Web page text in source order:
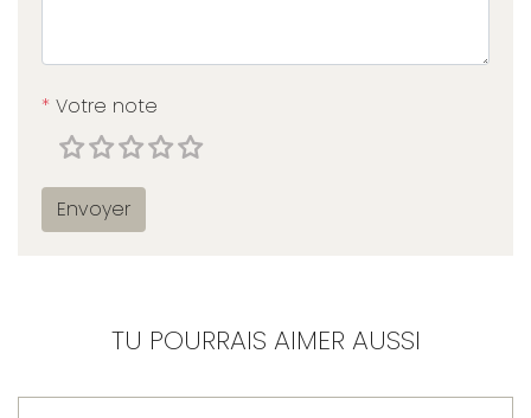
* Votre note
Envoyer
TU POURRAIS AIMER AUSSI